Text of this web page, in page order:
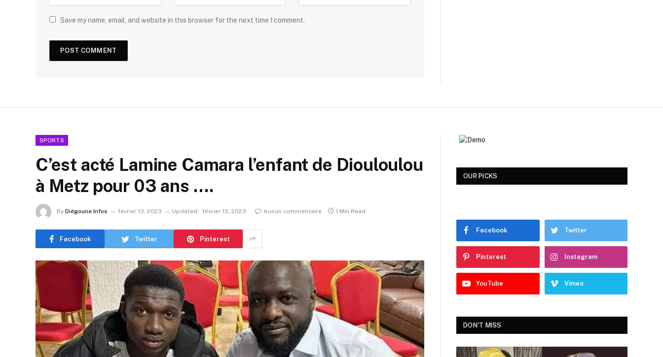
Save my name, email, and website in this browser for the next time I comment.
SPORTS
C’est acté Lamine Camara l’enfant de Diouloulou
à Metz pour 03 ans ….
By Diégoune Infos février 13, 2023 Updated: février 13, 2023 Aucun commentaire 1 Min Read
Facebook Twitter Pinterest
OUR PICKS
Facebook Twitter
Pinterest Instagram
YouTube Vimeo
DON'T MISS